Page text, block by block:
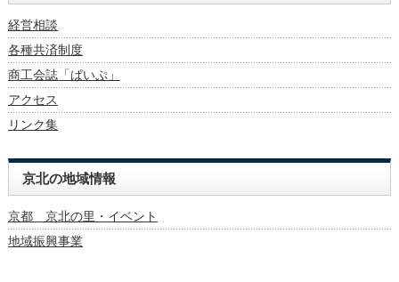
経営相談
各種共済制度
商工会誌「ぱいぷ」
アクセス
リンク集
京北の地域情報
京都 京北の里・イベント
地域振興事業